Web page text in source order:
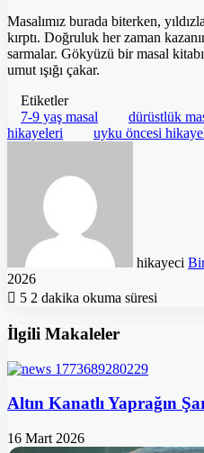
Masalımız burada biterken,
kırptı. Doğruluk her zaman
sarmalar. Gökyüzü bir masal
umut ışığı çakar.
Etiketler
7-9 yaş masal
dürüstlük
hikayeleri
uyku öncesi
hikayeci
2026
5 2 dakika okuma süresi
İlgili Makaleler
Altın Kanatlı Yaprağın
16 Mart 2026